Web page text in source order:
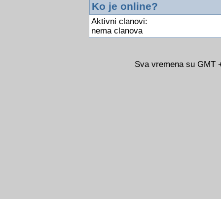
Ko je online?
Aktivni clanovi:
nema clanova
Sva vremena su GMT